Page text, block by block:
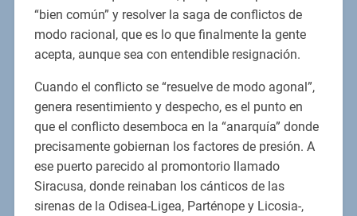
“bien común” y resolver la saga de conflictos de
modo racional, que es lo que finalmente la gente
acepta, aunque sea con entendible resignación.
Cuando el conflicto se “resuelve de modo agonal”,
genera resentimiento y despecho, es el punto en
que el conflicto desemboca en la “anarquía” donde
precisamente gobiernan los factores de presión. A
ese puerto parecido al promontorio llamado
Siracusa, donde reinaban los cánticos de las
sirenas de la Odisea-Ligea, Parténope y Licosia-,